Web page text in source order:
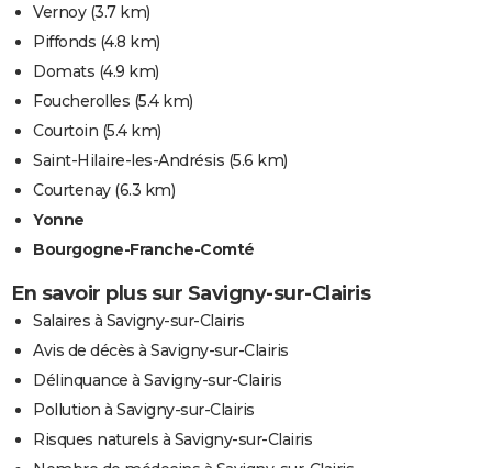
Vernoy(3.7 km)
Piffonds (4.8 km)
Domats (4.9 km)
Foucherolles (5.4 km)
Courtoin (5.4 km)
Saint-Hilaire-les-Andrésis (5.6 km)
Courtenay(6.3 km)
Yonne
Bourgogne-Franche-Comté
En savoir plus sur Savigny-sur-Clairis
Salaires à Savigny-sur-Clairis
Avis de décès à Savigny-sur-Clairis
Délinquance à Savigny-sur-Clairis
Pollution à Savigny-sur-Clairis
Risques naturels à Savigny-sur-Clairis